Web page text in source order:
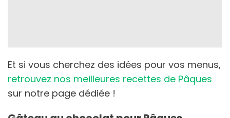
Et si vous cherchez des idées pour vos menus,
retrouvez nos meilleures recettes de Pâques
sur notre page dédiée !